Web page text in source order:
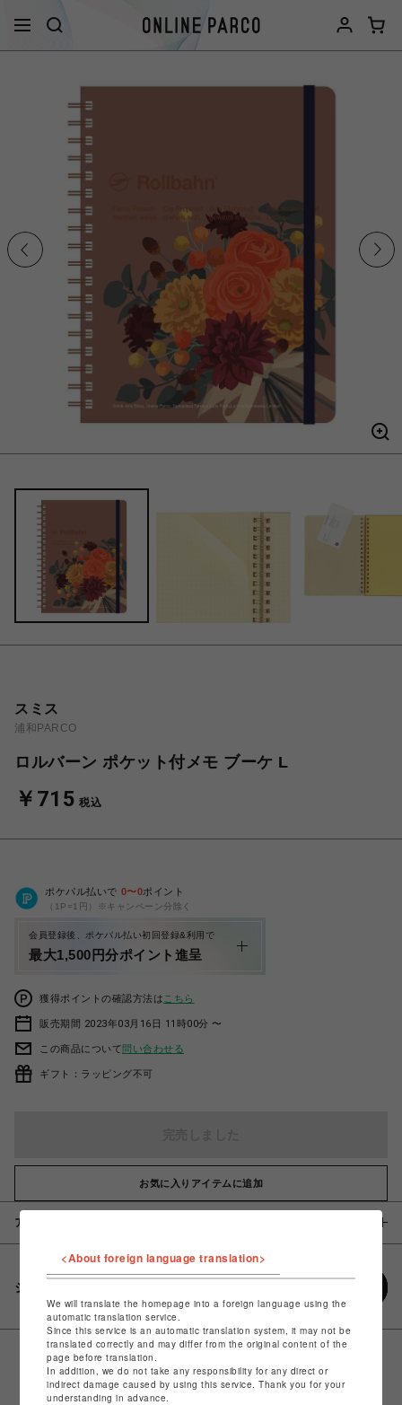
スミス
浦和PARCO
ロルバーン ポケット付メモ ブーケ L
￥715 税込
ポケパル払いで 0〜0ポイント
（1P=1円）※キャンペーン分除く
会員登録後、ポケパル払い初回登録&利用で
最大1,500円分ポイント進呈
獲得ポイントの確認方法は こちら
販売期間 2023年03月16日 11時00分 〜
この商品について問い合わせる
ギフト：ラッピング不可
お気に入りアイテムに追加
アイテム説明 / 素材
シェアする
<About foreign language translation>
We will translate the homepage into a foreign language using the
automatic translation service.
Since this service is an automatic translation system, it may not be
translated correctly and may differ from the original content of the
page before translation.
In addition, we do not take any responsibility for any direct or
indirect damage caused by using this service. Thank you for your
understanding in advance.